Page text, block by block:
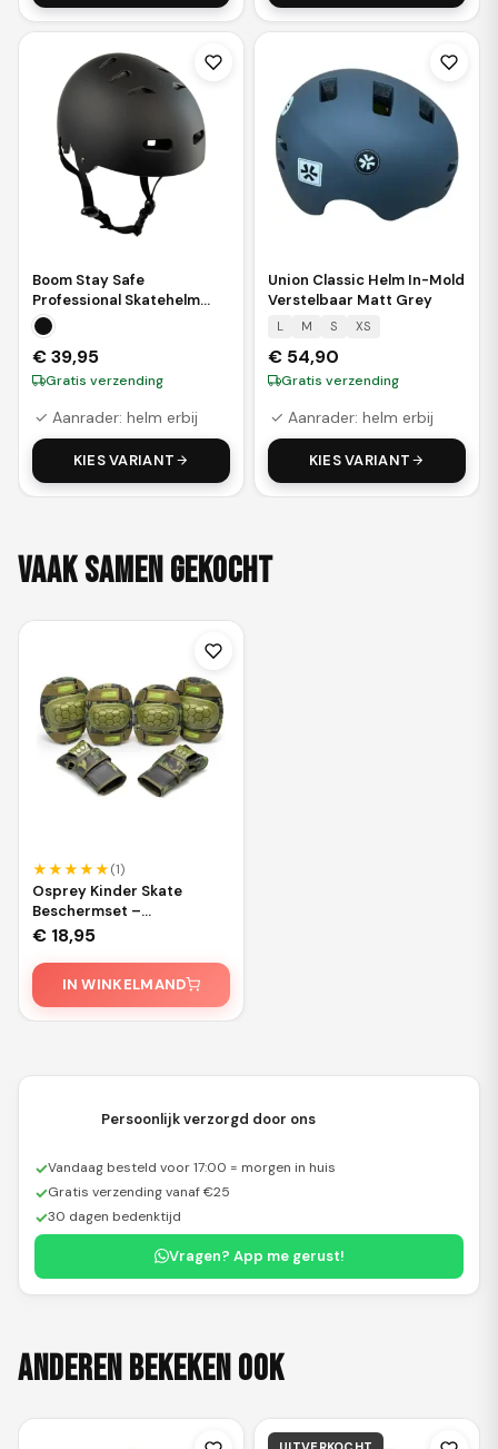
Boom Stay Safe
Professional Skatehelm
Zwart
€39,95
Gratis verzending
✓ Aanrader: helm erbij
KIES VARIANT
Union Classic Helm In-Mold
Verstelbaar Matt Grey
L M S XS
€ 54,90
Gratis verzending
✓ Aanrader: helm erbij
KIES VARIANT
Vaak samen gekocht
★★★★★(1)
Osprey Kinder Skate
Beschermset –
Camouflage – Large 8-12
€ 18,95
IN WINKELMAND
Persoonlijk verzorgd door ons
✓Vandaag besteld voor 17:00 = morgen in huis
✓Gratis verzending vanaf €25
✓30 dagen bedenktijd
Vragen? App me gerust!
Anderen bekeken ook